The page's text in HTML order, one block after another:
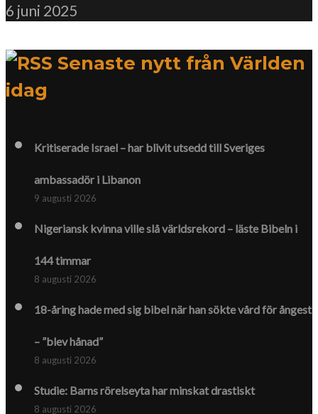
6 juni 2025
Senaste nytt från Världen
idag
Kritiserade Israel – har blivit utsedd till Sveriges
ambassadör i Libanon
9 augusti 2026
Nigeriansk kvinna ville slå världs­rekord – läste Bibeln i
144 timmar
8 augusti 2026
18-åring hade med sig bibel när han sökte vård för ångest
– ”blev hånad”
8 augusti 2026
Studie: Barns rörelseyta har minskat drastiskt
8 augusti 2026